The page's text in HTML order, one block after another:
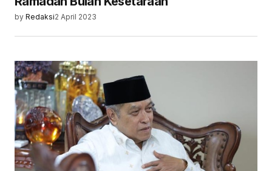
by Redaksi2 April 2023